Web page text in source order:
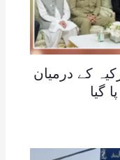
کے درمیان
گیا